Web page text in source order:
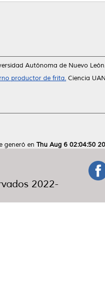
Autónoma de Nuevo
productor de frita. Ciencia
generó en Thu Aug 6 02:04:50
2022-